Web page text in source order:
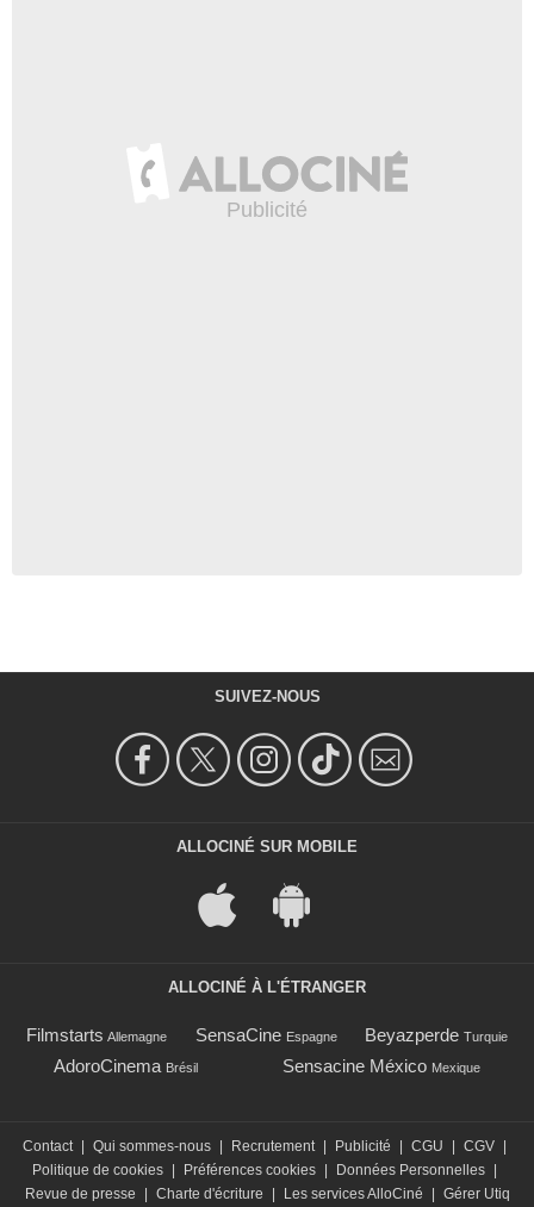
SUIVEZ-NOUS
ALLOCINÉ SUR MOBILE
ALLOCINÉ À L'ÉTRANGER
Filmstarts Allemagne SensaCine Espagne Beyazperde Turquie
AdoroCinema Brésil Sensacine México Mexique
Contact Qui sommes-nous Recrutement Publicité CGU CGV
Politique de cookies
Préférences cookies Données Personnelles
Revue de presse
Charte d'écriture Les services AlloCiné Gérer Utiq